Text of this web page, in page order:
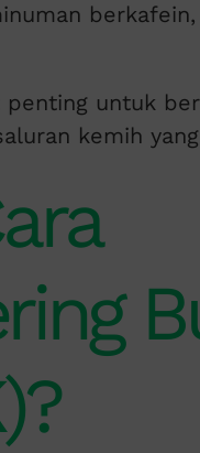
berkafein,
penting untuk
kemih